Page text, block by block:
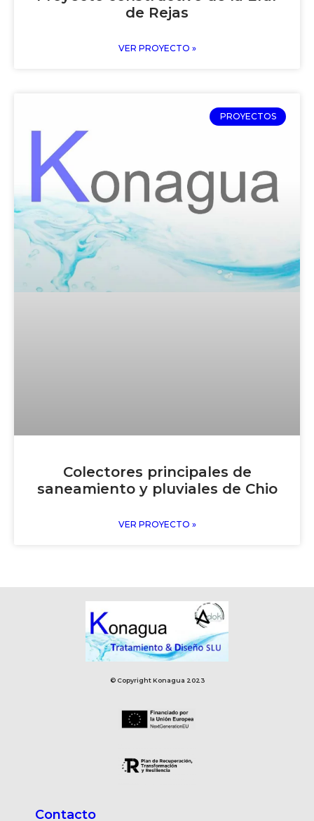
de Rejas
VER PROYECTO »
PROYECTOS
Colectores principales de
saneamiento y pluviales de Chio
VER PROYECTO »
© Copyright Konagua 2023
Contacto